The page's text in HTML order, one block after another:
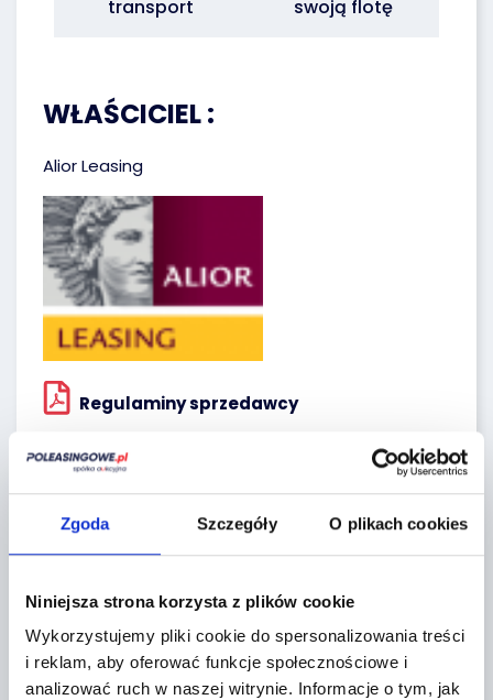
Zgoda Szczegóły O plikach cookies
Niniejsza strona korzysta z plików cookie
Wykorzystujemy pliki cookie do spersonalizowania treści
i reklam, aby oferować funkcje społecznościowe i
analizować ruch w naszej witrynie. Informacje o tym, jak
transport
swoją flotę
WŁAŚCICIEL :
Alior Leasing
Regulaminy sprzedawcy
Lokalizacja:
Miękinia,
+
−